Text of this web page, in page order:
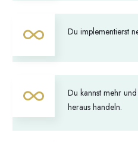
Du implementierst
Du kannst mehr
heraus handeln.